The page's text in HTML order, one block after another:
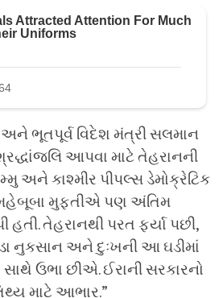
અને ભૂતપૂર્વ વિદેશ મંત્રી સલમાન
આપવા માટે તેહરાનની
અને કાશ્મીર પીપલ્સ ડેમોક્રેટિક
મહેબૂબા મુફ્તીએ પણ અંતિમ
તેહરાનથી પરત ફર્યા પછી,
નુકસાન અને દુઃખની આ ઘડીમાં
ઉભા છીએ. ઈરાની સરકારનો